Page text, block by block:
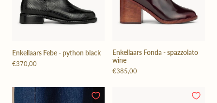
Enkellaars Febe - python black
€370,00
Enkellaars Fonda - spazzolato
wine
€385,00